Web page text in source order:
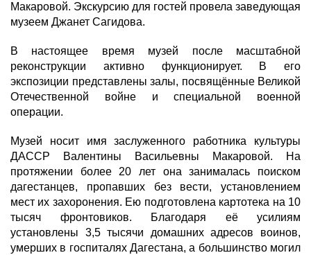
Макаровой. Экскурсию для гостей провела заведующая
музеем Джанет Сагидова.
В настоящее время музей после масштабной
реконструкции активно функционирует. В его
экспозиции представлены залы, посвящённые Великой
Отечественной войне и специальной военной
операции.
Музей носит имя заслуженного работника культуры
ДАССР Валентины Васильевны Макаровой. На
протяжении более 20 лет она занималась поиском
дагестанцев, пропавших без вести, установлением
мест их захоронения. Ею подготовлена картотека на 10
тысяч фронтовиков. Благодаря её усилиям
установлены 3,5 тысячи домашних адресов воинов,
умерших в госпиталях Дагестана, а большинство могил